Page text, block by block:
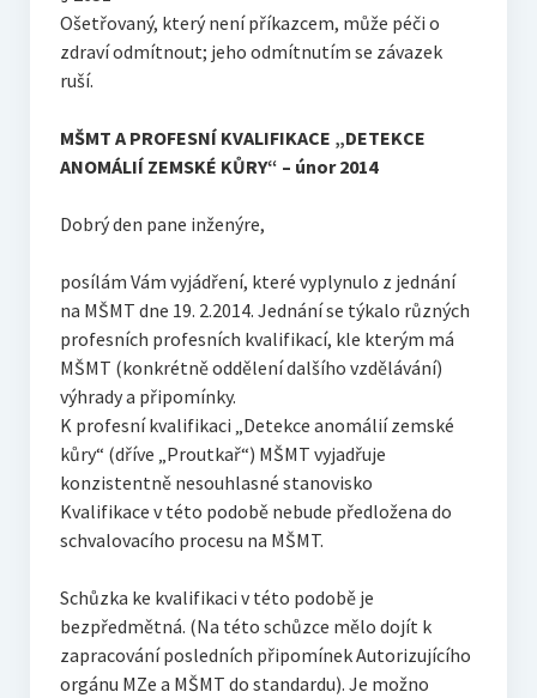
Ošetřovaný, který není příkazcem, může péči o
zdraví odmítnout; jeho odmítnutím se závazek
ruší.
MŠMT A PROFESNÍ KVALIFIKACE „DETEKCE
ANOMÁLIÍ ZEMSKÉ KŮRY“ – únor 2014
Dobrý den pane inženýre,
posílám Vám vyjádření, které vyplynulo z jednání
na MŠMT dne 19. 2.2014. Jednání se týkalo různých
profesních profesních kvalifikací, kle kterým má
MŠMT (konkrétně oddělení dalšího vzdělávání)
výhrady a připomínky.
K profesní kvalifikaci „Detekce anomálií zemské
kůry“ (dříve „Proutkař“) MŠMT vyjadřuje
konzistentně nesouhlasné stanovisko
Kvalifikace v této podobě nebude předložena do
schvalovacího procesu na MŠMT.
Schůzka ke kvalifikaci v této podobě je
bezpředmětná. (Na této schůzce mělo dojít k
zapracování posledních připomínek Autorizujícího
orgánu MZe a MŠMT do standardu). Je možno